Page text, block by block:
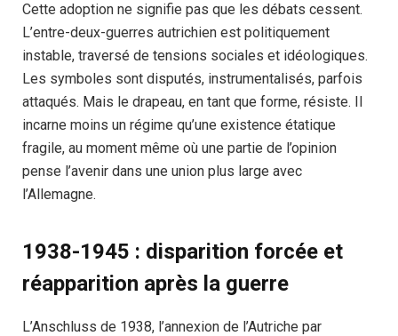
Cette adoption ne signifie pas que les débats cessent.
L’entre-deux-guerres autrichien est politiquement
instable, traversé de tensions sociales et idéologiques.
Les symboles sont disputés, instrumentalisés, parfois
attaqués. Mais le drapeau, en tant que forme, résiste. Il
incarne moins un régime qu’une existence étatique
fragile, au moment même où une partie de l’opinion
pense l’avenir dans une union plus large avec
l’Allemagne.
1938-1945 : disparition forcée et
réapparition après la guerre
L’Anschluss de 1938, l’annexion de l’Autriche par